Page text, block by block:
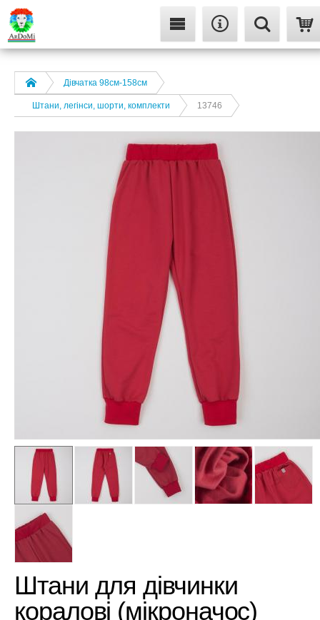
Дівчатка 98cм-158см
Штани, легінси, шорти, комплекти 13746
Штани для дівчинки
коралові (мікроначос)